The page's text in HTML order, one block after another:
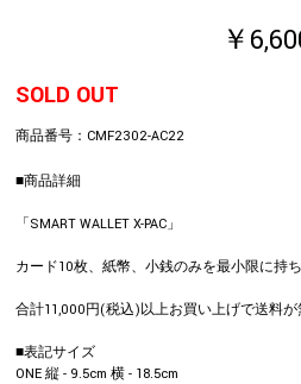
￥
SOLD OUT
商品番号：CMF2302-AC22
■商品詳細
「SMART WALLET X-PAC」
カード10枚、紙幣、小銭のみを最小限に持
合計11,000円(税込)以上お買い上げで送料が
■表記サイズ
ONE 縦 - 9.5cm 横 - 18.5cm